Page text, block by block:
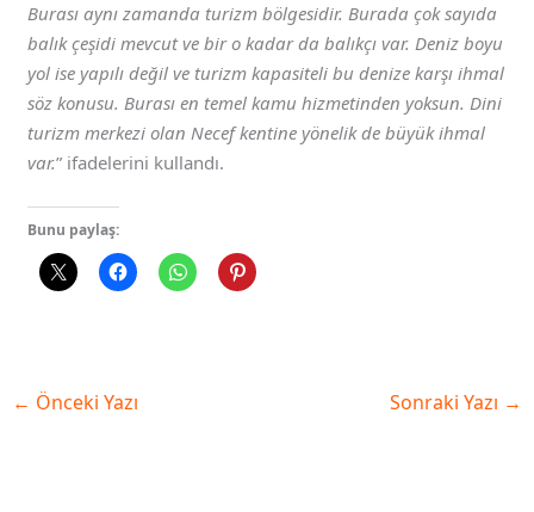
Burası aynı zamanda turizm bölgesidir. Burada çok sayıda
balık çeşidi mevcut ve bir o kadar da balıkçı var. Deniz boyu
yol ise yapılı değil ve turizm kapasiteli bu denize karşı ihmal
söz konusu. Burası en temel kamu hizmetinden yoksun. Dini
turizm merkezi olan Necef kentine yönelik de büyük ihmal
var.” ifadelerini kullandı.
Bunu paylaş:
← Önceki Yazı Sonraki Yazı →